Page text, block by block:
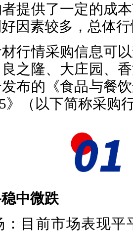
提供了一定的成
因素较多，总体
情采购信息可以
之隆、大庄园、
布的《食品与餐
》（以下简称采购
中微跌
前市场表现平